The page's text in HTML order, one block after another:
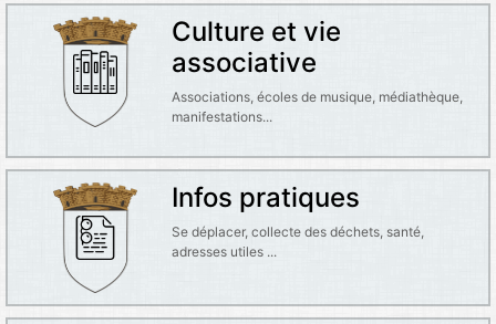
Culture et vie
associative
Associations, écoles de musique, médiathèque,
manifestations...
Infos pratiques
Se déplacer, collecte des déchets, santé,
adresses utiles ...